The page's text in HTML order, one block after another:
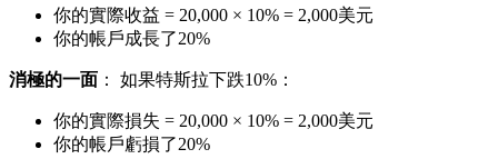
你的實際收益 = 20,000 × 10% = 2,000美元
你的帳戶成長了20%
消極的一面 ： 如果特斯拉下跌10%：
你的實際損失 = 20,000 × 10% = 2,000美元
你的帳戶虧損了20%